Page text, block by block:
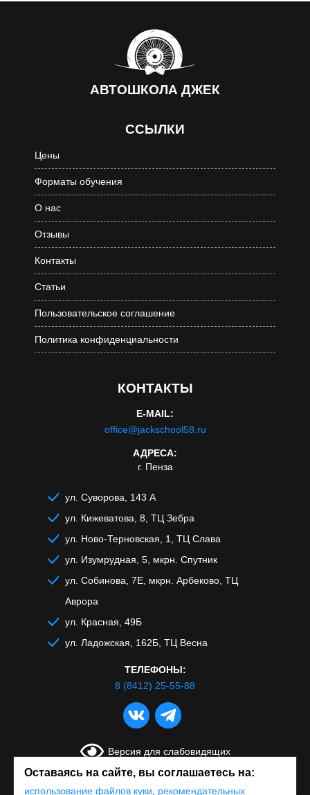
АВТОШКОЛА ДЖЕК
ССЫЛКИ
Цены
Форматы обучения
О нас
Отзывы
Контакты
Статьи
Пользовательское соглашение
Политика конфиденциальности
КОНТАКТЫ
E-MAIL:
office@jackschool58.ru
АДРЕСА:
г. Пенза
ул. Суворова, 143 А
ул. Кижеватова, 8, ТЦ Зебра
ул. Ново-Терновская, 1, ТЦ Слава
ул. Изумрудная, 5, мкрн. Спутник
ул. Собинова, 7Е, мкрн. Арбеково, ТЦ
Аврора
ул. Красная, 49Б
ул. Ладожская, 162Б, ТЦ Весна
ТЕЛЕФОНЫ:
8 (8412) 25-55-88
Версия для слабовидящих
Оставаясь на сайте, вы соглашаетесь на:
использование файлов куки рекомендательных